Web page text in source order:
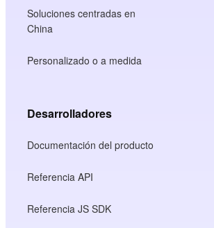
Soluciones centradas en
China
Personalizado o a medida
Desarrolladores
Documentación del producto
Referencia API
Referencia JS SDK